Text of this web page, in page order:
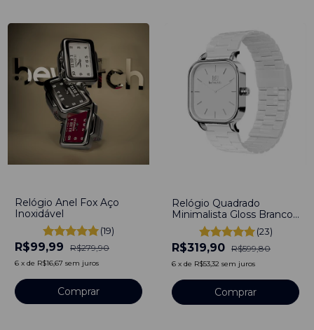
Relógio Anel Fox Aço
Inoxidável
(19)
R$99,99 R$279,90
6 x de R$16,67 sem juros
Comprar
Relógio Quadrado
Minimalista Gloss Branco
Aço Inoxidável 40mm
(23)
R$319,90 R$599,80
6 x de R$53,32 sem juros
Comprar